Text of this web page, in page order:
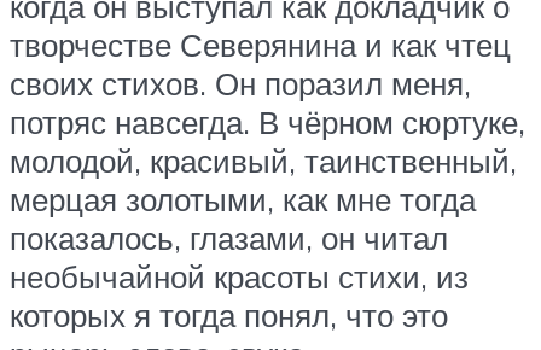
творчестве Северянина и как чтец
своих стихов. Он поразил меня,
потряс навсегда. В чёрном сюртуке,
молодой, красивый, таинственный,
мерцая золотыми, как мне тогда
показалось, глазами, он читал
необычайной красоты стихи, из
которых я тогда понял, что это